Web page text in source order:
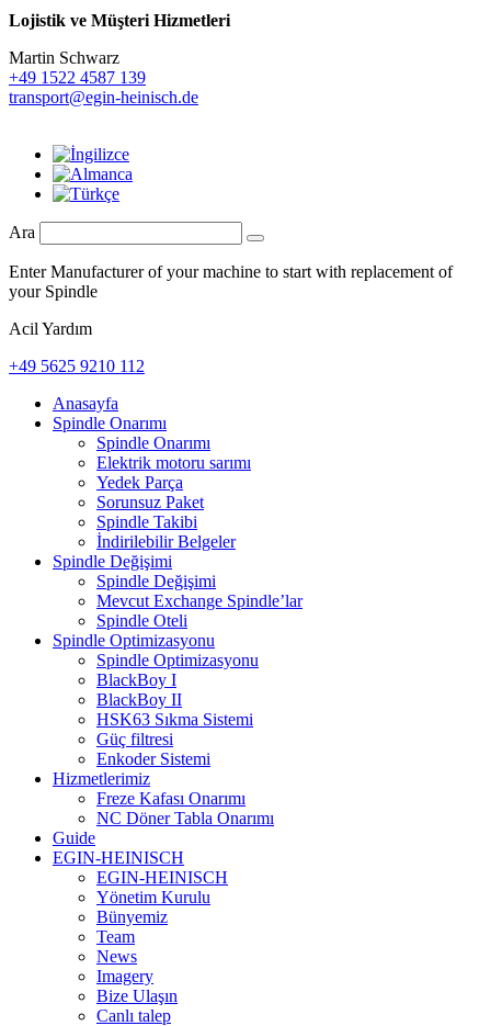
Lojistik ve Müşteri Hizmetleri
Martin Schwarz
+49 1522 4587 139
transport@egin-heinisch.de
Ara
Enter Manufacturer of your machine to start with replacement of
your Spindle
Acil Yardım
+49 5625 9210 112
Anasayfa
Spindle Onarımı
Spindle Onarımı
Elektrik motoru sarımı
Yedek Parça
Sorunsuz Paket
Spindle Takibi
İndirilebilir Belgeler
Spindle Değişimi
Spindle Değişimi
Mevcut Exchange Spindle’lar
Spindle Oteli
Spindle Optimizasyonu
Spindle Optimizasyonu
BlackBoy I
BlackBoy II
HSK63 Sıkma Sistemi
Güç filtresi
Enkoder Sistemi
Hizmetlerimiz
Freze Kafası Onarımı
NC Döner Tabla Onarımı
Guide
EGIN-HEINISCH
EGIN-HEINISCH
Yönetim Kurulu
Bünyemiz
Team
News
Imagery
Bize Ulaşın
Canlı talep